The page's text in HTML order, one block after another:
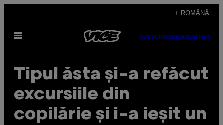
content
+ ROMÂNĂ
Open
SUBSCRIBENEWSLETTER
Tipul ăsta și-a refăcut
excursiile din
copilărie și i-a ieșit un